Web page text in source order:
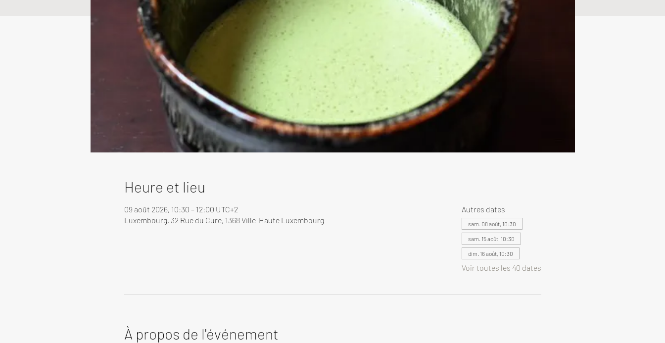
Heure et lieu
09 août 2026, 10:30 – 12:00 UTC+2
Luxembourg, 32 Rue du Cure, 1368 Ville-Haute Luxembourg
Autres dates
sam. 08 août, 10:30
sam. 15 août, 10:30
dim. 16 août, 10:30
Voir toutes les 40 dates
À propos de l'événement